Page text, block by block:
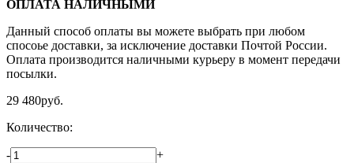
ОПЛАТА НАЛИЧНЫМИ
Данный способ оплаты вы можете выбрать при любом
спосоье доставки, за исключение доставки Почтой России.
Оплата производится наличными курьеру в момент передачи
посылки.
29 480руб.
Количество:
-
+